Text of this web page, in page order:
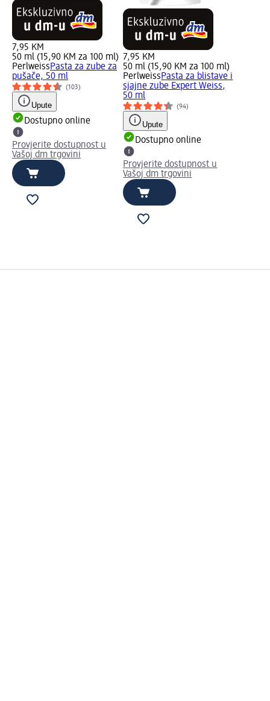
7,95 KM
50 ml (15,90 KM za 100 ml)
PerlweissPasta za zube za
pušače, 50 ml
(103)
Upute
Dostupno online
Provjerite dostupnost u
Vašoj dm trgovini
7,95 KM
50 ml (15,90 KM za 100 ml)
PerlweissPasta za blistave i
sjajne zube Expert Weiss,
50 ml
(94)
Upute
Dostupno online
Provjerite dostupnost u
Vašoj dm trgovini